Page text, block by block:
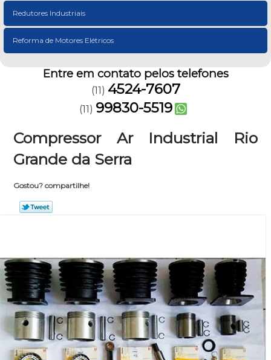
Redutores Industriais
Reforma de Motores Elétricos
Entre em contato pelos telefones
(11) 4524-7607
(11) 99830-5519
Compressor Ar Industrial Rio
Grande da Serra
Gostou? compartilhe!